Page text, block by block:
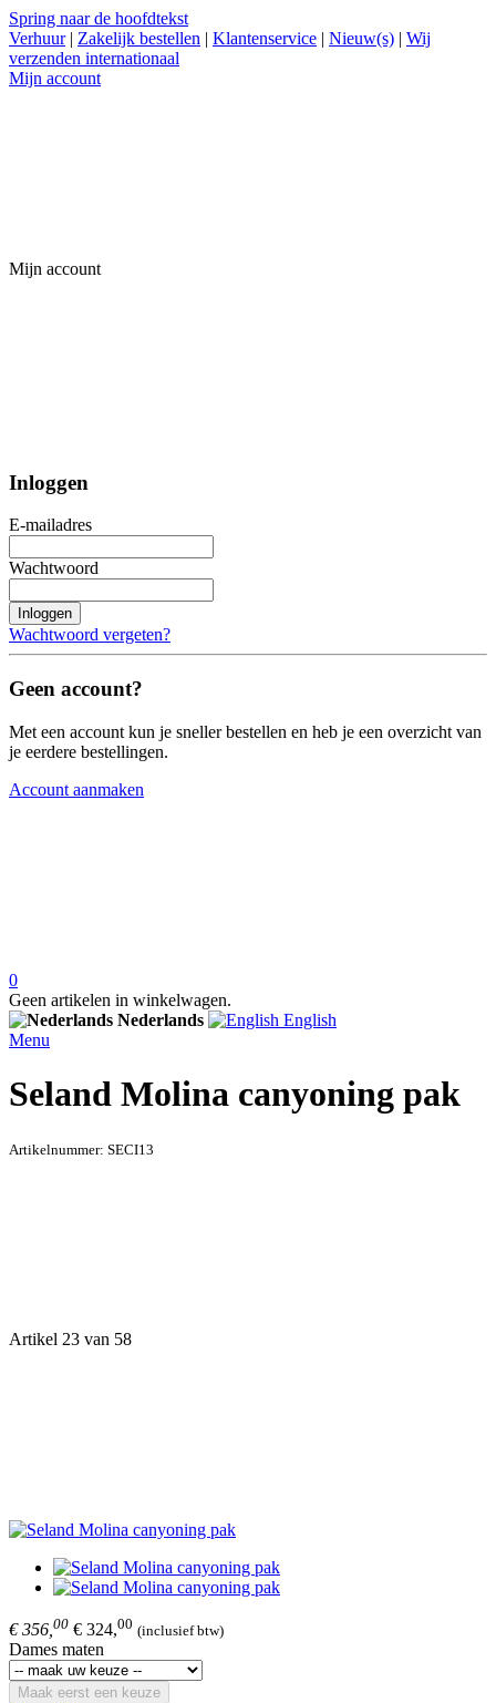
Spring naar de hoofdtekst
Verhuur | Zakelijk bestellen | Klantenservice | Nieuw(s) | Wij
verzenden internationaal
Mijn account
Mijn account
Inloggen
E-mailadres
Wachtwoord
Inloggen
Wachtwoord vergeten?
Geen account?
Met een account kun je sneller bestellen en heb je een overzicht van
je eerdere bestellingen.
Account aanmaken
0
Geen artikelen in winkelwagen.
Nederlands
English
Menu
Seland Molina canyoning pak
Artikelnummer: SECI13
Artikel 23 van 58
€ 356, 00 € 324,00 (inclusief btw)
Dames maten
Maak eerst een keuze